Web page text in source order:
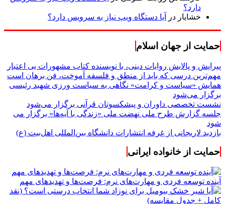
دارد؟
خشایار در آیا دستگاه ویپ نیاز به سرویس دارد؟
حمایت از جهان اسلام
پیرایش و پالایش روایات دینی، با نویسنده کتاب مشهورات بی اعتبار
مهم‌ترین درسی که باید از منطق و فلسفه آموخت، فن برهان است
همایش «سیاست و کرامت» نگاهی به سیاست ورزی شهید رئیسی
برگزار می‌شود
نشست تخصصی داوران و پیشکسوتان قرآنی برگزار می‌شود
جلسه گزارش طرح ملی نهضت ملی «زندگی با آیه‌ها» برگزار می
شود
بازدید لاریجانی از غرفه انتشارات دانشگاه بین‌المللی اهل‌بیت (ع)
حمایت از خانواده ایرانی
آینده توسعه فردی و مهارت‌های نرم: فرصت‌ها و تهدیدهای مهم